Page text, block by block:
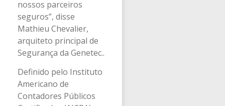
nossos parceiros
seguros”, disse
Mathieu Chevalier,
arquiteto principal de
Segurança da Genetec..
Definido pelo Instituto
Americano de
Contadores Públicos